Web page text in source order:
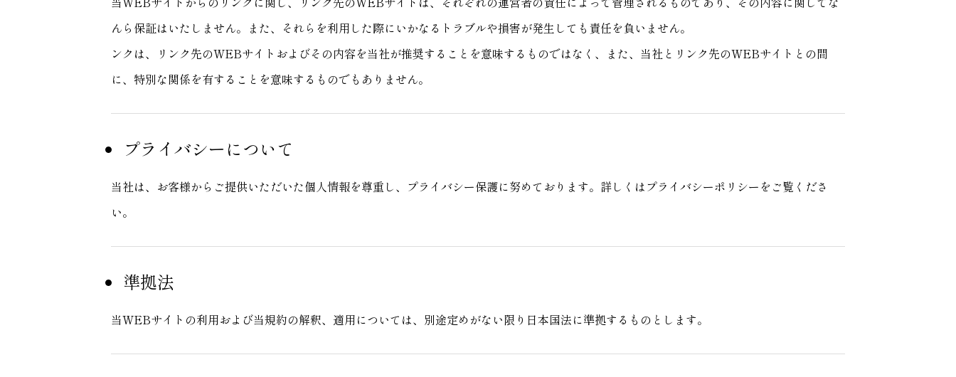
んら保証はいたしません。また、それらを利用した際にいかなるトラブルや損害が発生しても責任を負いません。
ンクは、リンク先のWEBサイトおよびその内容を当社が推奨することを意味するものではなく、また、当社とリンク先のWEBサイトとの間
に、特別な関係を有することを意味するものでもありません。
プライバシーについて
当社は、お客様からご提供いただいた個人情報を尊重し、プライバシー保護に努めております。詳しくはプライバシーポリシーをご覧くださ
い。
準拠法
当WEBサイトの利用および当規約の解釈、適用については、別途定めがない限り日本国法に準拠するものとします。